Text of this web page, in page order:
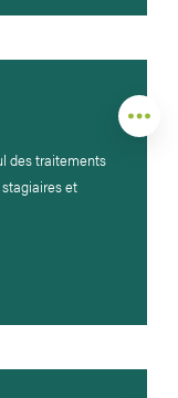
des traitements
et